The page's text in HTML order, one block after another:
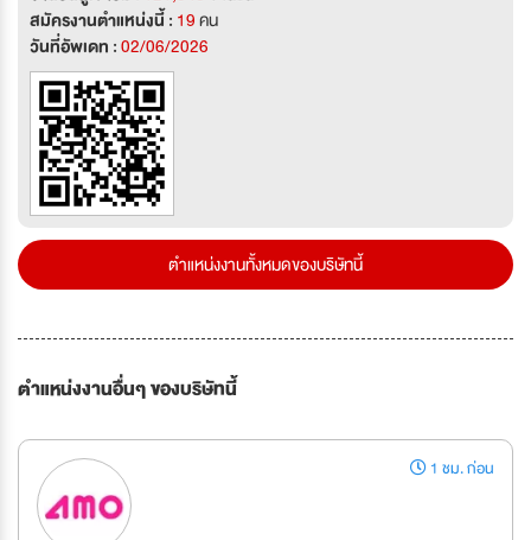
สมัครงานตำแหน่งนี้ : 19คน
วันที่อัพเดท :02/06/2026
ตำแหน่งงานทั้งหมดของบริษัทนี้
ตำแหน่งงานอื่นๆ ของบริษัทนี้
1 ชม. ก่อน